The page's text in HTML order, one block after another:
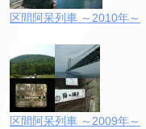
区間阿呆列車 ～2010年～
区間阿呆列車 ～2009年～